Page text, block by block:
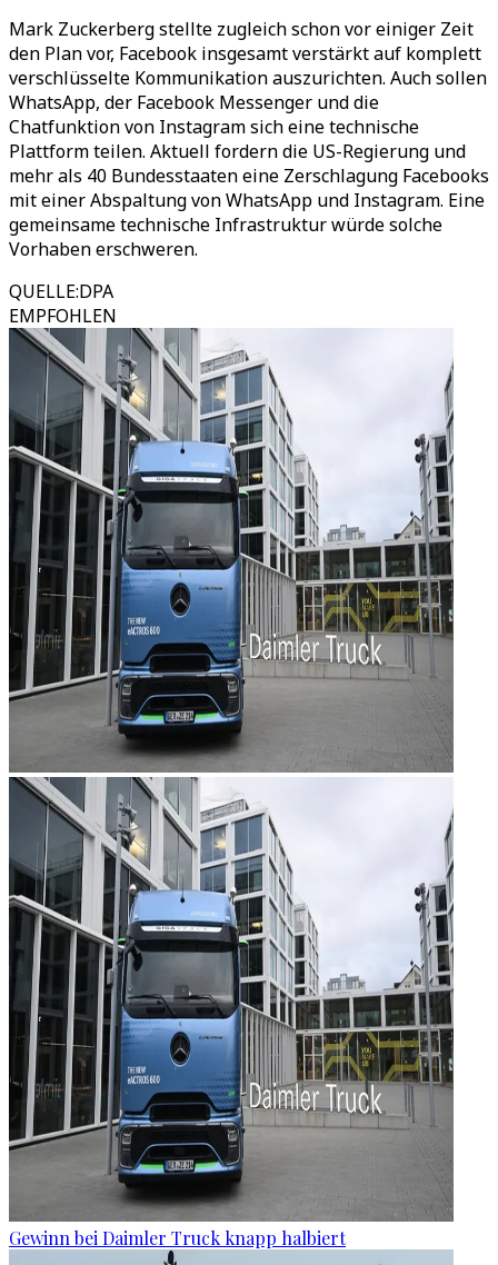
Mark Zuckerberg stellte zugleich schon vor einiger Zeit
den Plan vor, Facebook insgesamt verstärkt auf komplett
verschlüsselte Kommunikation auszurichten. Auch sollen
WhatsApp, der Facebook Messenger und die
Chatfunktion von Instagram sich eine technische
Plattform teilen. Aktuell fordern die US-Regierung und
mehr als 40 Bundesstaaten eine Zerschlagung Facebooks
mit einer Abspaltung von WhatsApp und Instagram. Eine
gemeinsame technische Infrastruktur würde solche
Vorhaben erschweren.
QUELLE:DPA
EMPFOHLEN
Gewinn bei Daimler Truck knapp halbiert